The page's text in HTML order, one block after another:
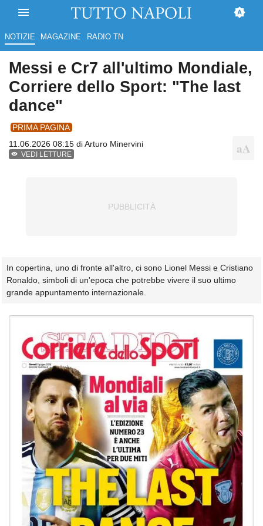
NOTIZIE MAGAZINE RADIO TN
Messi e Cr7 all'ultimo Mondiale,
Corriere dello Sport: "The last
dance"
PRIMA PAGINA
11.06.2026 08:15 diArturo Minervini
VEDI LETTURE
In copertina, uno di fronte all'altro, ci sono Lionel Messi e Cristiano
Ronaldo, simboli di un'epoca che potrebbe vivere il suo ultimo
grande appuntamento internazionale.